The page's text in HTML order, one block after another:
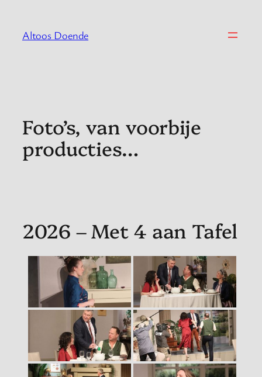
Altoos Doende
Foto’s, van voorbije
producties…
2026 – Met 4 aan Tafel